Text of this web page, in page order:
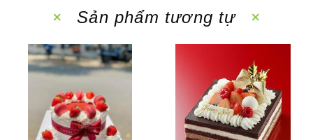
Sản phẩm tương tự